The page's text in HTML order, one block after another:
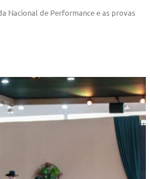
Nacional de Performance e as provas